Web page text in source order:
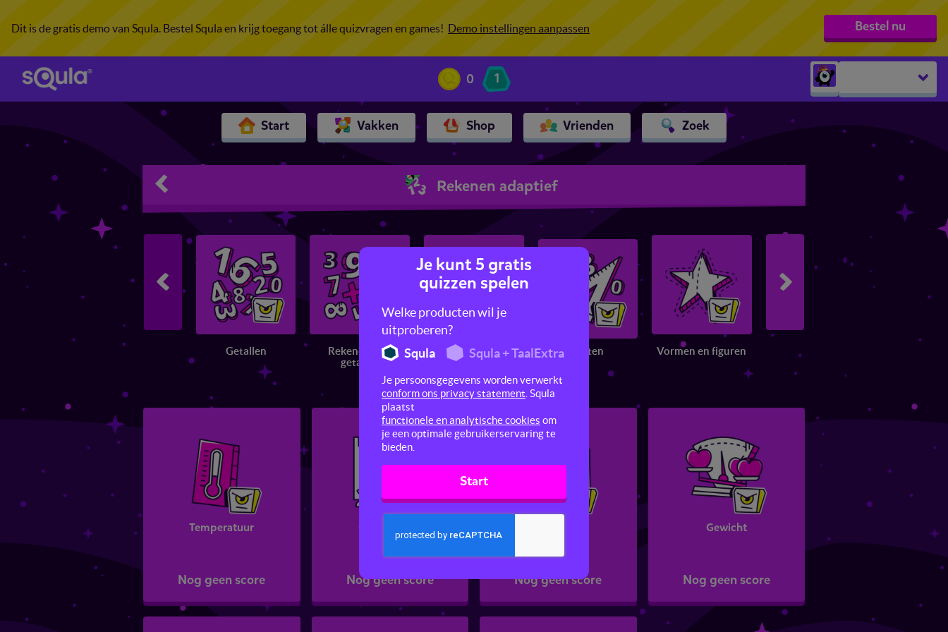
Dit is de gratis demo van Squla. Bestel Squla en krijg toegang tot álle quizvragen en games! Demo instellingen aanpassen Bestel nu
0 1
groep 1
groep 4
groep 5
Start Vakken Shop Vrienden Zoek
Rekenen adaptief
Getallen
Rekenen met
getallen
Rekenen met
verhoudingen
Meten Vormen en figuren Verbanden
Temperatuur
Nog geen score
Oppervlakte
Nog geen score Nog geen score
Gewicht
Nog geen score
Je kunt 5 gratis
quizzen spelen
Welke producten wil je
uitproberen?
Squla
Squla + TaalExtra
Je persoonsgegevens worden verwerkt
conform ons privacy statement . Squla
plaatst
functionele en analytische cookies om
je een optimale gebruikerservaring te
bieden.
Start